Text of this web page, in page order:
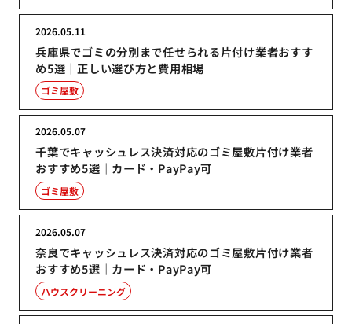
兵庫県でゴミの分別まで任せられる片付け業者おすす
め5選｜正しい選び方と費用相場
2026.05.11
ゴミ屋敷
千葉でキャッシュレス決済対応のゴミ屋敷片付け業者
おすすめ5選｜カード・PayPay可
2026.05.07
ゴミ屋敷
奈良でキャッシュレス決済対応のゴミ屋敷片付け業者
おすすめ5選｜カード・PayPay可
2026.05.07
ハウスクリーニング